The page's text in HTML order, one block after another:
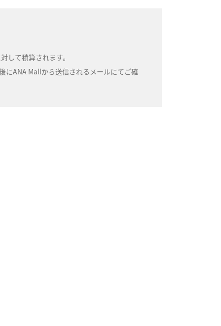
して積算されます。
にANA Mallから送信されるメールにてご確